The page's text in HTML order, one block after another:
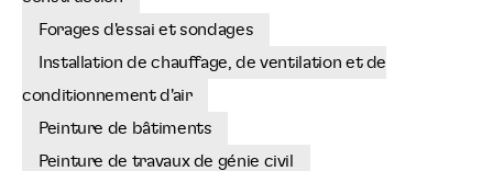
Forages d'essai et sondages
Installation de chauffage, de ventilation et de
conditionnement d'air
Peinture de bâtiments
Peinture de travaux de génie civil